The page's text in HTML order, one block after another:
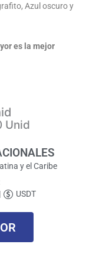
Azul oscuro y
es la mejor
Unid
y el Caribe
USDT